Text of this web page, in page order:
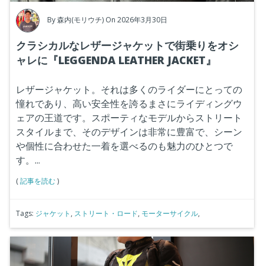
By森内(モリウチ) On 2026年3月30日
クラシカルなレザージャケットで街乗りをオシ
ャレに『LEGGENDA LEATHER JACKET』
レザージャケット。それは多くのライダーにとっての
憧れであり、高い安全性を誇るまさにライディングウ
ェアの王道です。スポーティなモデルからストリート
スタイルまで、そのデザインは非常に豊富で、シーン
や個性に合わせた一着を選べるのも魅力のひとつで
す。...
(記事を読む)
Tags: ジャケット , ストリート・ロード, モーターサイクル,